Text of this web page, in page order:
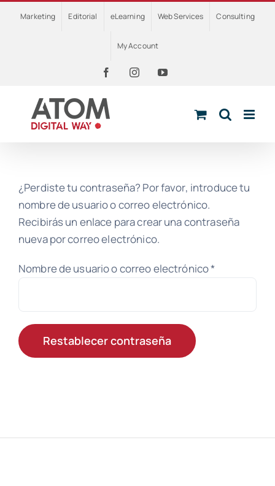
Marketing Editorial eLearning Web Services Consulting
My Account
FacebookInstagramYouTube
¿Perdiste tu contraseña? Por favor, introduce tu
nombre de usuario o correo electrónico.
Recibirás un enlace para crear una contraseña
nueva por correo electrónico.
Nombre de usuario o correo electrónico*Obligatorio
Restablecer contraseña